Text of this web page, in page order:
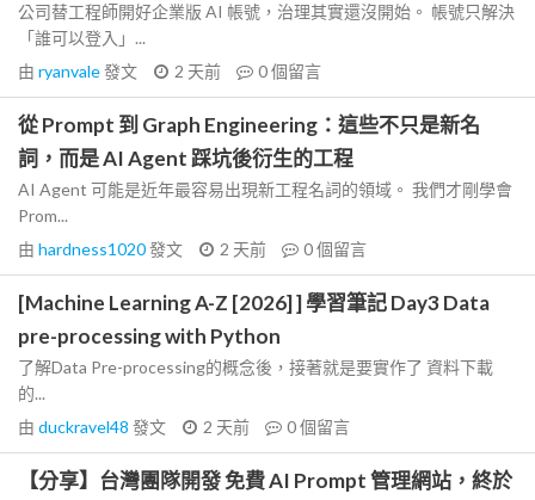
公司替工程師開好企業版 AI 帳號，治理其實還沒開始。 帳號只解決
「誰可以登入」...
由 ryanvale發文 2 天前 0個留言
從 Prompt 到 Graph Engineering：這些不只是新名
詞，而是 AI Agent 踩坑後衍生的工程
AI Agent 可能是近年最容易出現新工程名詞的領域。 我們才剛學會
Prom...
由 hardness1020發文 2 天前 0個留言
[Machine Learning A-Z [2026] ] 學習筆記 Day3 Data
pre-processing with Python
了解Data Pre-processing的概念後，接著就是要實作了 資料下載
的...
由 duckravel48 發文 2 天前 0個留言
【分享】台灣團隊開發 免費 AI Prompt 管理網站，終於